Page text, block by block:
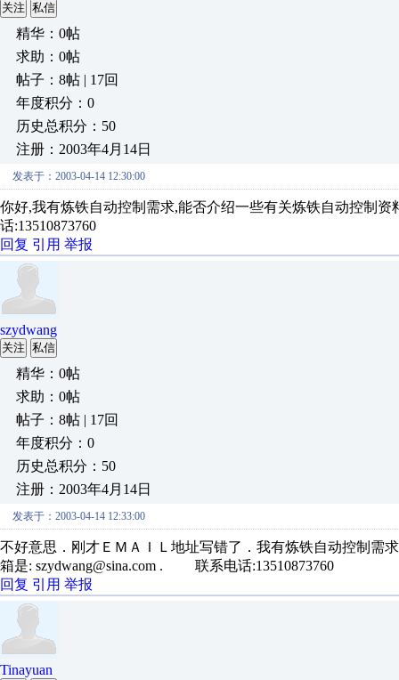
关注 私信
精华：0帖
求助：0帖
帖子：8帖 | 17回
年度积分：0
历史总积分：50
注册：2003年4月14日
发表于：2003-04-14 12:30:00
你好,我有炼铁自动控制需求,能否介绍一些有关炼铁自动控制资
话:13510873760
回复 引用 举报
szydwang
关注 私信
精华：0帖
求助：0帖
帖子：8帖 | 17回
年度积分：0
历史总积分：50
注册：2003年4月14日
发表于：2003-04-14 12:33:00
不好意思．刚才ＥＭＡＩＬ地址写错了．我有炼铁自动控制需
箱是: szydwang@sina.com . 联系电话:13510873760
回复 引用 举报
Tinayuan